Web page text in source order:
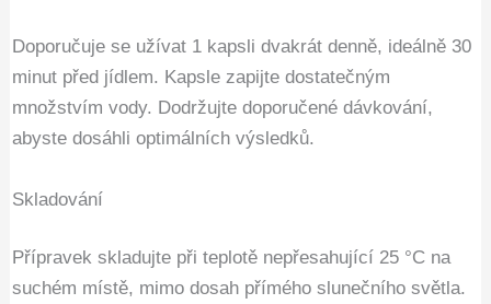
Doporučuje se užívat 1 kapsli dvakrát denně, ideálně 30
minut před jídlem. Kapsle zapijte dostatečným
množstvím vody. Dodržujte doporučené dávkování,
abyste dosáhli optimálních výsledků.
Skladování
Přípravek skladujte při teplotě nepřesahující 25 °C na
suchém místě, mimo dosah přímého slunečního světla.